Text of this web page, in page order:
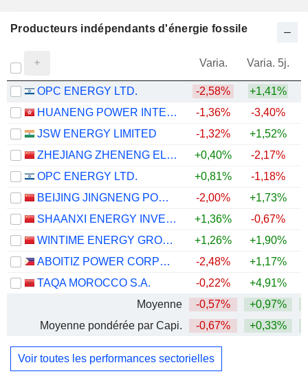
Producteurs indépendants d'énergie fossile
Varia. Varia. 5j.
OPC ENERGY LTD. -2,58%
+1,41%
HUANENG POWER INTERNATIONAL, INC.
-1,36% -3,40%
JSW ENERGY LIMITED
-1,32% +1,52%
ZHEJIANG ZHENENG ELECTRIC POWER CO., LTD.
+0,40% -2,17%
OPC ENERGY LTD.
+0,81% -1,18%
BEIJING JINGNENG POWER CO., LTD.
-2,00% +1,73%
SHAANXI ENERGY INVESTMENT CO., LTD.
+1,36% -0,67%
WINTIME ENERGY GROUP CO.,LTD.
+1,26% +1,90%
ABOITIZ POWER CORPORATION
-2,48% +1,17%
TAQA MOROCCO S.A.
-0,22% +4,91%
Moyenne
-0,57% +0,97%
Moyenne pondérée par Capi.
-0,67% +0,33%
Voir toutes les performances sectorielles